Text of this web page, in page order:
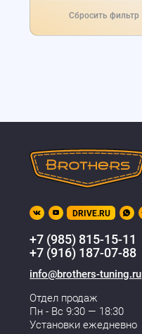
Сбросить фильтр
DRIVE.RU
+7 (985) 815-15-11
+7 (916) 187-07-88
info@brothers-tuning.ru
Отдел продаж
Пн - Вс 9:30 — 18:30
Установки ежедневно